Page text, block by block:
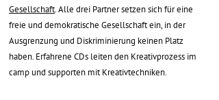
Gesellschaft. Alle drei Partner setzen sich für eine
freie und demokratische Gesellschaft ein, in der
Ausgrenzung und Diskriminierung keinen Platz
haben. Erfahrene CDs leiten den Kreativprozess im
camp und supporten mit Kreativtechniken.